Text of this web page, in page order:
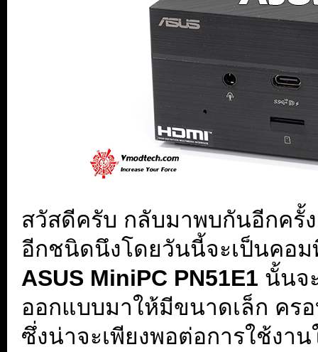
สวัสดีครับ กลับมาพบกันอีกค
อีกชนิดนึงโดยวันนี้จะเป็นคอม
ASUS MiniPC PN51E1 นั้นจ
ออกแบบมาให้มีขนาดเล็ก คร
ซึ่งน่าจะเพียงพอต่อการใช้งา